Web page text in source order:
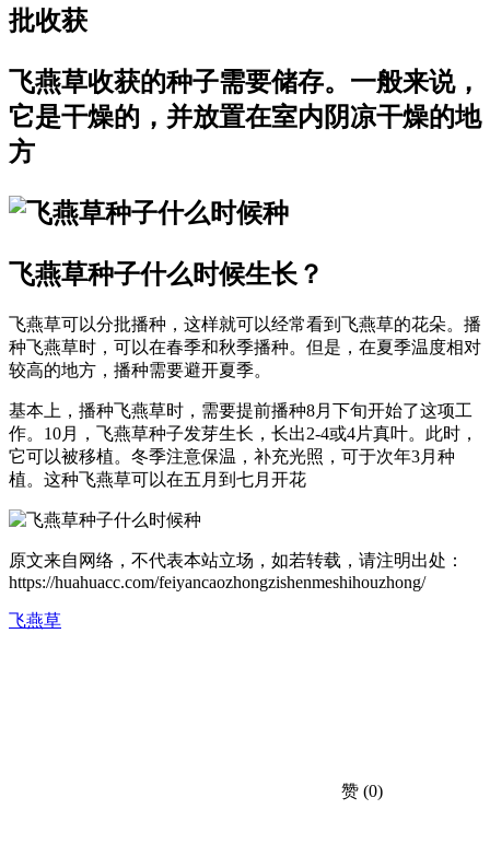
批收获
飞燕草收获的种子需要储存。一般来说，
它是干燥的，并放置在室内阴凉干燥的地
方
飞燕草种子什么时候生长？
飞燕草可以分批播种，这样就可以经常看到飞燕草的花朵。播
种飞燕草时，可以在春季和秋季播种。但是，在夏季温度相对
较高的地方，播种需要避开夏季。
基本上，播种飞燕草时，需要提前播种8月下旬开始了这项工
作。10月，飞燕草种子发芽生长，长出2-4或4片真叶。此时，
它可以被移植。冬季注意保温，补充光照，可于次年3月种
植。这种飞燕草可以在五月到七月开花
原文来自网络，不代表本站立场，如若转载，请注明出处：
https://huahuacc.com/feiyancaozhongzishenmeshihouzhong/
飞燕草
赞 (0)